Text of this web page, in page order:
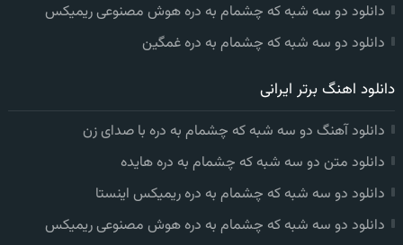
دانلود دو سه شبه که چشمام به دره هوش مصنوعی ریمیکس
دانلود دو سه شبه که چشمام به دره غمگین
دانلود اهنگ برتر ایرانی
دانلود آهنگ دو سه شبه که چشمام به دره با صدای زن
دانلود متن دو سه شبه که چشمام به دره هایده
دانلود دو سه شبه که چشمام به دره ریمیکس اینستا
دانلود دو سه شبه که چشمام به دره هوش مصنوعی ریمیکس